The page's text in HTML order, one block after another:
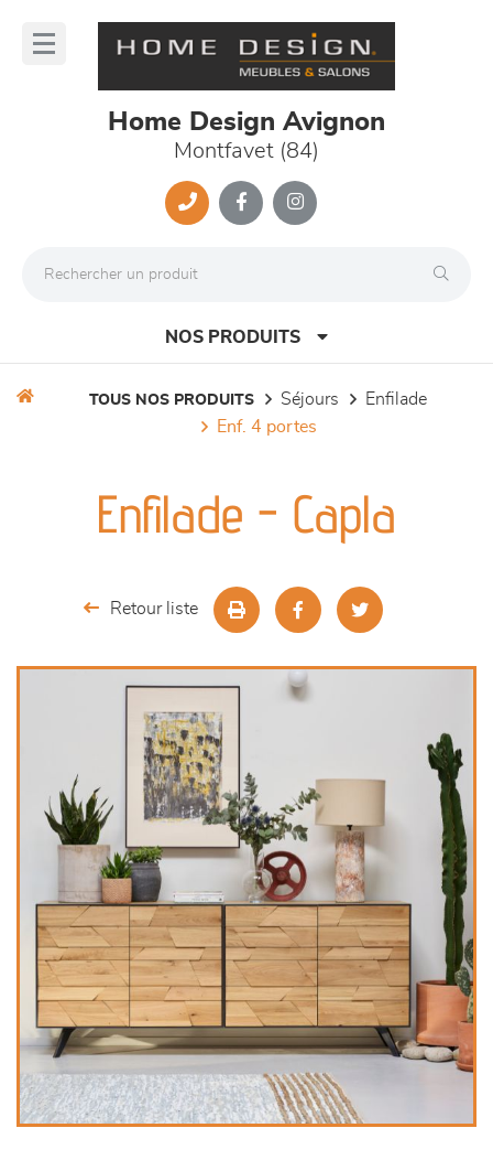
Home Design Avignon
Montfavet (84)
NOS PRODUITS
chambres et dressing
TOUS NOS PRODUITS séjours
enfilade
enf. 4 portes
Enfilade - Capla
Retour liste